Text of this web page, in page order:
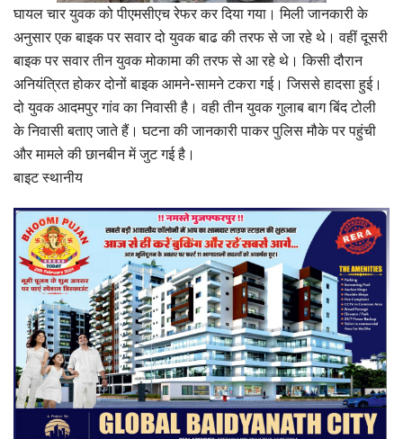
घायल चार युवक को पीएमसीएच रेफर कर दिया गया। मिली जानकारी के
अनुसार एक बाइक पर सवार दो युवक बाढ की तरफ से जा रहे थे। वहीं दूसरी
बाइक पर सवार तीन युवक मोकामा की तरफ से आ रहे थे। किसी दौरान
अनियंत्रित होकर दोनों बाइक आमने-सामने टकरा गई। जिससे हादसा हुई।
दो युवक आदमपुर गांव का निवासी है। वही तीन युवक गुलाब बाग बिंद टोली
के निवासी बताए जाते हैं। घटना की जानकारी पाकर पुलिस मौके पर पहुंची
और मामले की छानबीन में जुट गई है।
बाइट स्थानीय